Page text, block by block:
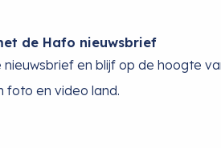
de Hafo nieuwsbrief
nieuwsbrief en blijf op de hoogte
foto en video land.